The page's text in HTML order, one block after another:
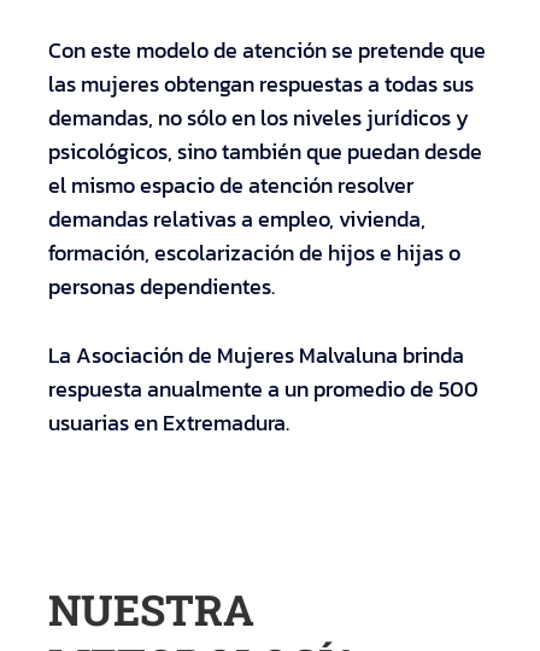
Con este modelo de atención se pretende que
las mujeres obtengan respuestas a todas sus
demandas, no sólo en los niveles jurídicos y
psicológicos, sino también que puedan desde
el mismo espacio de atención resolver
demandas relativas a empleo, vivienda,
formación, escolarización de hijos e hijas o
personas dependientes.
La Asociación de Mujeres Malvaluna brinda
respuesta anualmente a un promedio de 500
usuarias en Extremadura.
NUESTRA